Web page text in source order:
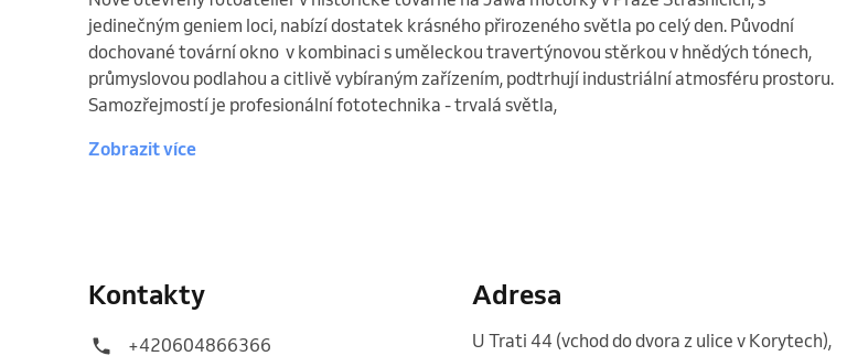
jedinečným geniem loci, nabízí dostatek krásného přirozeného světla po celý den. Původní
dochované tovární okno  v kombinaci s uměleckou travertýnovou stěrkou v hnědých tónech,
průmyslovou podlahou a citlivě vybíraným zařízením, podtrhují industriální atmosféru prostoru.
Samozřejmostí je profesionální fototechnika - trvalá světla,
Zobrazit více
Kontakty
+420604866366
Adresa
U Trati 44 (vchod do dvora z ulice v Korytech),